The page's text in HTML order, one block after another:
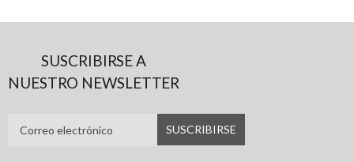
SUSCRIBIRSE A
NUESTRO NEWSLETTER